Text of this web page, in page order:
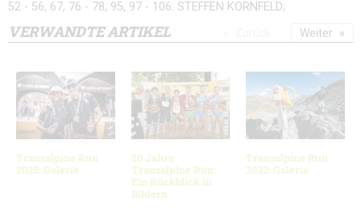
52 - 56, 67, 76 - 78, 95, 97 - 106: STEFFEN KORNFELD;
VERWANDTE ARTIKEL
Transalpine Run
2025: Galerie
20 Jahre
Transalpine Run:
Ein Rückblick in
Bildern
Transalpine Run
2023: Galerie
Weiter